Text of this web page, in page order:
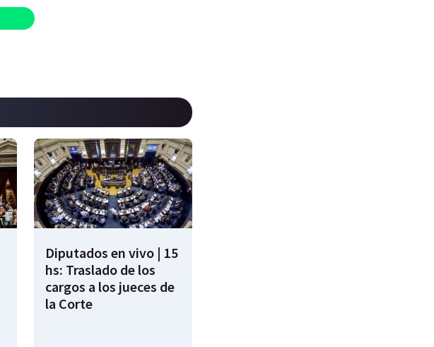
Diputados en vivo | 15
hs: Traslado de los
cargos a los jueces de
la Corte